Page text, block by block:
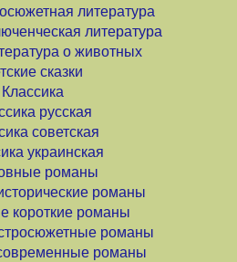
литература
литература
о животных
сказки
Классика
русская
советская
украинская
романы
романы
короткие романы
романы
романы